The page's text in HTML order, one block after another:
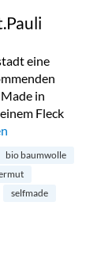
eine
in
Fleck
Messe in
bio baumwolle
selfmade